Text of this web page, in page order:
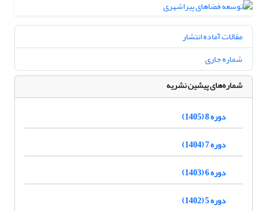
مقالات آماده انتشار
شماره جاری
شماره‌های پیشین نشریه
دوره 8 (1405)
دوره 7 (1404)
دوره 6 (1403)
دوره 5 (1402)